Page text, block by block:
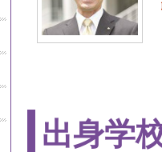
出身学